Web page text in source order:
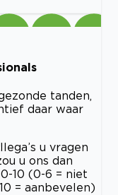
tanden,
daar waar
u vragen
u ons dan
10 (0-6 = niet
= aanbevelen)